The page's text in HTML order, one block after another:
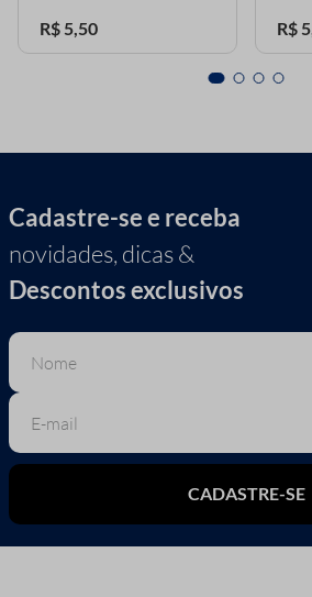
R$ 5 50 R$ 5
Cadastre-se e receba
novidades, dicas &
Descontos exclusivos
CADASTRE-SE